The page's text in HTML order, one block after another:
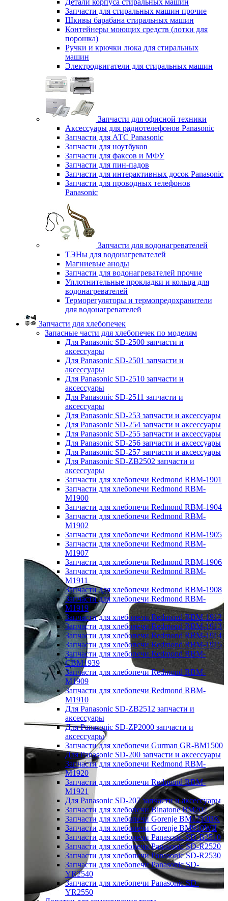
Детали корпуса стиральных машин
Запчасти для стиральных машин прочие
Шкивы барабана стиральных машин
Контейнеры моющих средств (лотки для
порошка)
Ручки и крючки люка для стиральных
машин
Электродвигатели для стиральных машин
Запчасти для офисной техники
Аксессуары для радиотелефонов Panasonic
Запчасти для АТС Panasonic
Запчасти для ноутбуков
Запчасти для факсов и МФУ
Запчасти для пин-падов
Запчасти для интерактивных досок Panasonic
Запчасти для проводных телефонов
Panasonic
Запчасти для водонагревателей
ТЭНы для водонагревателей
Магниевые аноды
Запчасти для водонагревателей прочие
Уплотнительные прокладки и кольца для
водонагревателей
Терморегуляторы и термопредохранители
для водонагревателей
Запчасти для хлебопечек
Запасные части для хлебопечек по моделям
Для Panasonic SD-2500 запчасти и
аксессуары
Для Panasonic SD-2501 запчасти и
аксессуары
Для Panasonic SD-2510 запчасти и
аксессуары
Для Panasonic SD-2511 запчасти и
аксессуары
Для Panasonic SD-253 запчасти и аксессуары
Для Panasonic SD-254 запчасти и аксессуары
Для Panasonic SD-255 запчасти и аксессуары
Для Panasonic SD-256 запчасти и аксессуары
Для Panasonic SD-257 запчасти и аксессуары
Для Panasonic SD-ZB2502 запчасти и
аксессуары
Запчасти для хлебопечи Redmond RBM-1901
Запчасти для хлебопечи Redmond RBM-
M1900
Запчасти для хлебопечи Redmond RBM-1904
Запчасти для хлебопечи Redmond RBM-
M1902
Запчасти для хлебопечи Redmond RBM-1905
Запчасти для хлебопечи Redmond RBM-
M1907
Запчасти для хлебопечи Redmond RBM-1906
Запчасти для хлебопечи Redmond RBM-
M1911
Запчасти для хлебопечи Redmond RBM-1908
Запчасти для хлебопечи Redmond RBM-
M1919
Запчасти для хлебопечи Redmond RBM-1912
Запчасти для хлебопечи Redmond RBM-1913
Запчасти для хлебопечи Redmond RBM-1914
Запчасти для хлебопечи Redmond RBM-1915
Запчасти для хлебопечи Redmond RBM-
CBM1939
Запчасти для хлебопечи Redmond RBM-
M1909
Запчасти для хлебопечи Redmond RBM-
M1910
Для Panasonic SD-ZB2512 запчасти и
аксессуары
Для Panasonic SD-ZP2000 запчасти и
аксессуары
Запчасти для хлебопечи Gurman GR-BM1500
Для Panasonic SD-200 запчасти и аксессуары
Запчасти для хлебопечи Redmond RBM-
M1920
Запчасти для хлебопечи Redmond RBM-
M1921
Для Panasonic SD-207 запчасти и аксессуары
Запчасти для хлебопечи Binatone BM202
Запчасти для хлебопечи Gorenje BM1210BK
Запчасти для хлебопечи Gorenje BM910WII
Запчасти для хлебопечи Panasonic SD-B2510
Запчасти для хлебопечи Panasonic SD-R2520
Запчасти для хлебопечи Panasonic SD-R2530
Запчасти для хлебопечи Panasonic SD-
YR2540
Запчасти для хлебопечи Panasonic SD-
YR2550